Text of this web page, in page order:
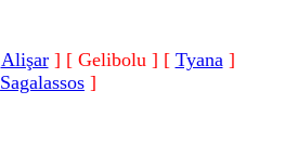
Alişar] [ Gelibolu ] [ Tyana]
Sagalassos ]